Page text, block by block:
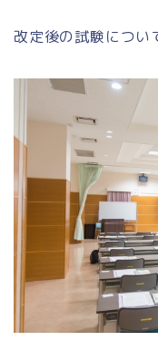
改定後の試験につい